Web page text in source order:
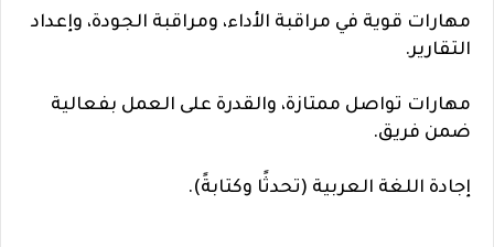
مهارات قوية في مراقبة الأداء، ومراقبة الجودة، وإعداد
التقارير.
مهارات تواصل ممتازة، والقدرة على العمل بفعالية
ضمن فريق.
إجادة اللغة العربية (تحدثًا وكتابةً).